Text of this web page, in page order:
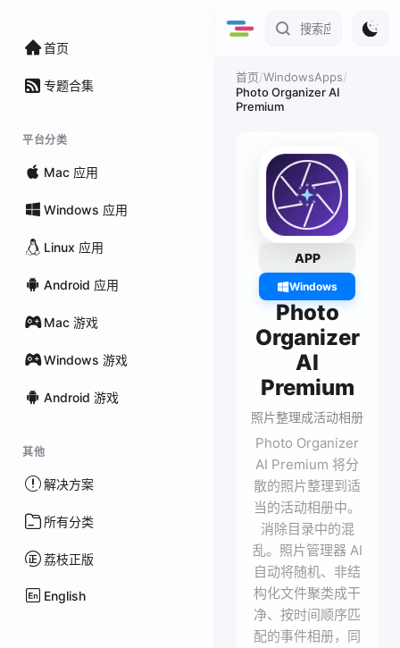
首页
专题合集
平台分类
Mac 应用
Windows 应用
Linux 应用
Android 应用
Mac 游戏
Windows 游戏
Android 游戏
其他
解决方案
所有分类
荔枝正版
English
首页/WindowsApps/
Photo Organizer AI
Premium
APP
Windows
Photo
Organizer
AI
Premium
照片整理成活动相册
Photo Organizer
AI Premium 将分
散的照片整理到适
当的活动相册中。
消除目录中的混
乱。照片管理器 AI
自动将随机、非结
构化文件聚类成干
净、按时间顺序匹
配的事件相册，同